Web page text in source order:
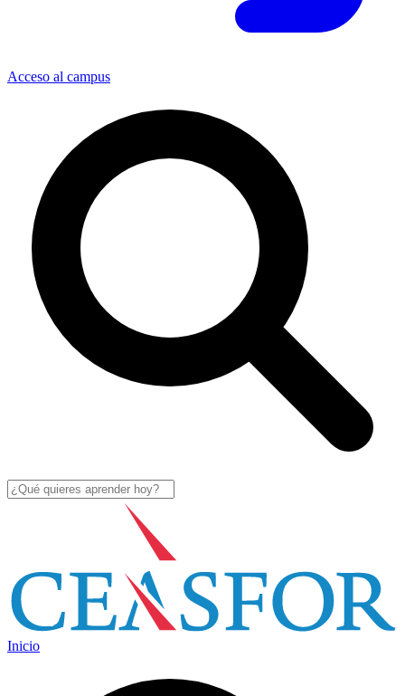
Acceso al campus
Inicio